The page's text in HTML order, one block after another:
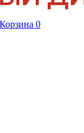
Корзина 0